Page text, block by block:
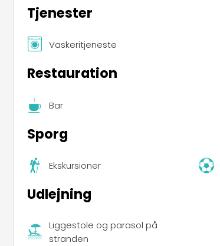
Tjenester
Vaskeritjeneste
Restauration
Bar
Sporg
Ekskursioner
Udlejning
Liggestole og parasol på
stranden